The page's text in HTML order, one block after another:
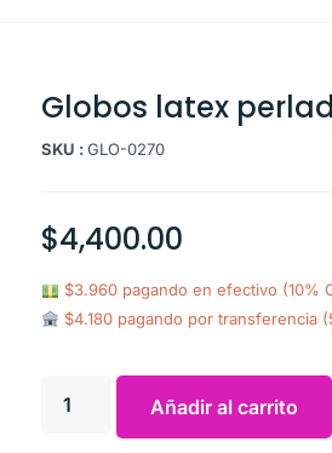
Globos latex
SKU :GLO-0270
$4,400.00
$3.960 pagando en efectivo (10%
$4.180 pagando por transferencia
Añadir al carrito